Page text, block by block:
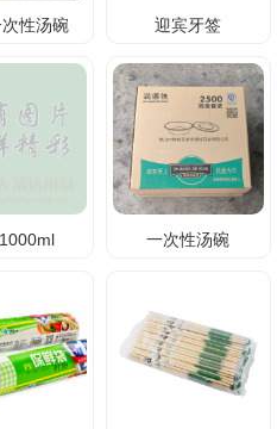
性汤碗
迎宾牙签
一次性汤碗